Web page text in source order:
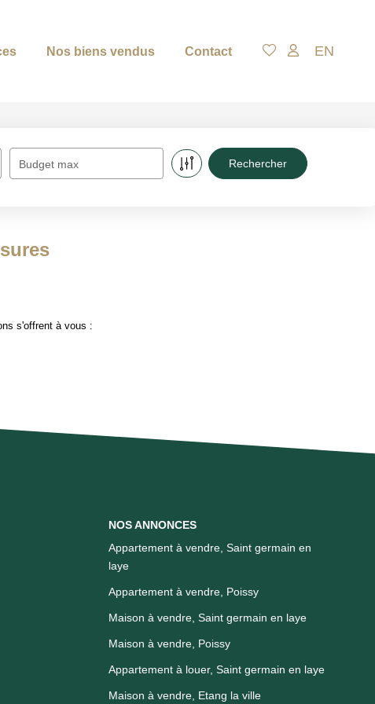
Nos biens vendus Contact EN
Budget max
s'offrent à vous :
NOS ANNONCES
Appartement à vendre, Saint germain en
laye
Appartement à vendre, Poissy
Maison à vendre, Saint germain en laye
Maison à vendre, Poissy
Appartement à louer, Saint germain en laye
Maison à vendre, Etang la ville